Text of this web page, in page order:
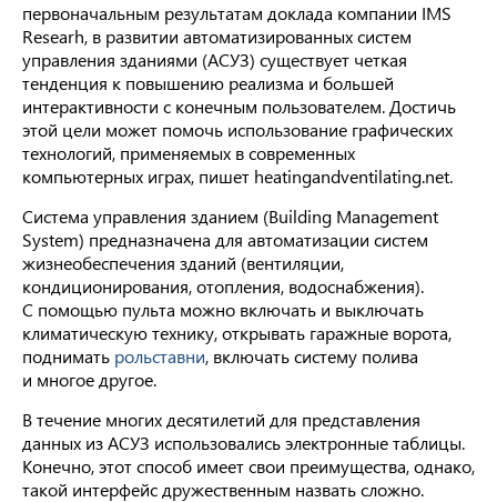
первоначальным результатам доклада компании IMS
Researh, в развитии автоматизированных систем
управления зданиями (АСУЗ) существует четкая
тенденция к повышению реализма и большей
интерактивности с конечным пользователем. Достичь
этой цели может помочь использование графических
технологий, применяемых в современных
компьютерных играх, пишет heatingandventilating.net.
Система управления зданием (Building Management
System) предназначена для автоматизации систем
жизнеобеспечения зданий (вентиляции,
кондиционирования, отопления, водоснабжения).
С помощью пульта можно включать и выключать
климатическую технику, открывать гаражные ворота,
поднимать рольставни, включать систему полива
и многое другое.
В течение многих десятилетий для представления
данных из АСУЗ использовались электронные таблицы.
Конечно, этот способ имеет свои преимущества, однако,
такой интерфейс дружественным назвать сложно.